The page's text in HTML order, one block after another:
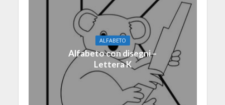
ALFABETO
Alfabeto con disegni –
Lettera K